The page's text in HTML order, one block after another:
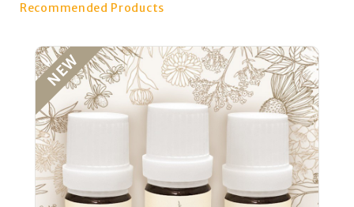
Recommended Products
NEW
NEW
NEW
NEW
HOT